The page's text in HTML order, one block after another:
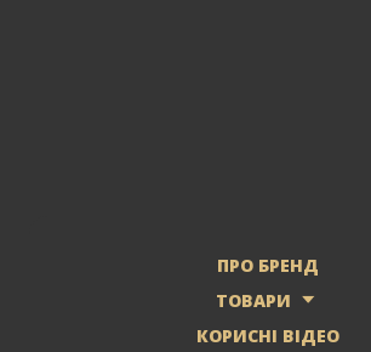
ПРО БРЕНД
ТОВАРИ
КОРИСНІ ВІДЕО